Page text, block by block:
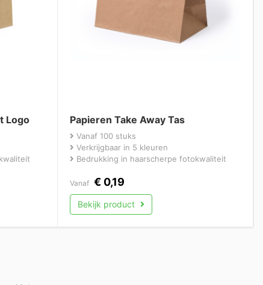
Logo Papieren Take Away Tas
Vanaf 100 stuks
Verkrijgbaar in 5 kleuren
Bedrukking in haarscherpe fotokwaliteit
Vanaf €0,19
Bekijk product